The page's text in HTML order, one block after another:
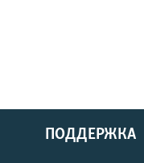
ПОДДЕРЖКА